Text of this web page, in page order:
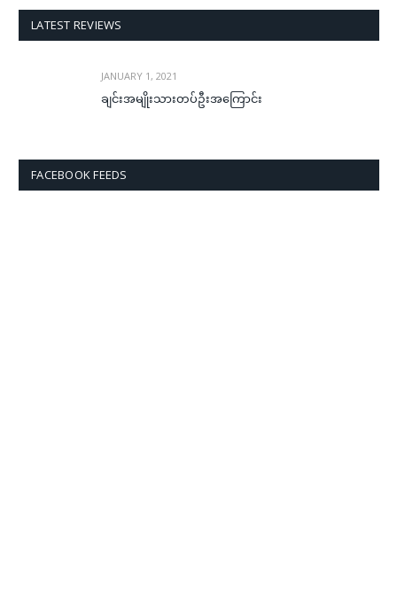
LATEST REVIEWS
JANUARY 1, 2021
ချင်းအမျိုးသားတပ်ဦးအကြောင်း
FACEBOOK FEEDS